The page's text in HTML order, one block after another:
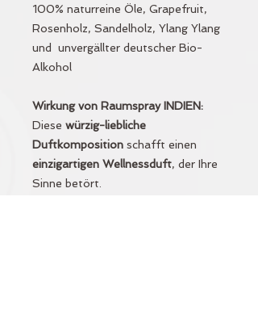
100% naturreine Öle, Grapefruit,
Rosenholz, Sandelholz, Ylang Ylang
und unvergällter deutscher Bio-
Alkohol
Wirkung von Raumspray INDIEN:
Diese würzig-liebliche
Duftkomposition schafft einen
einzigartigen Wellnessduft, der Ihre
Sinne betört.